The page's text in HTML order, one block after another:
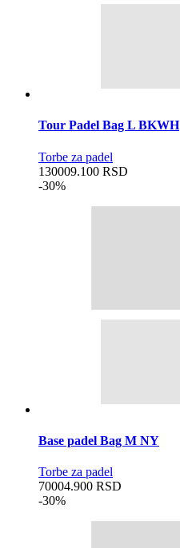
Tour Padel Bag L BKWH
Torbe za padel
130009.100 RSD
-30%
Base padel Bag M NY
Torbe za padel
70004.900 RSD
-30%